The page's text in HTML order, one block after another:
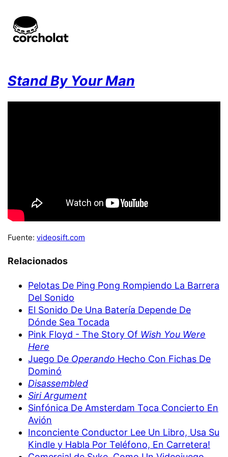
Stand By Your Man
Fuente: videosift.com
Relacionados
Pelotas De Ping Pong Rompiendo La Barrera
Del Sonido
El Sonido De Una Batería Depende De
Dónde Sea Tocada
Pink Floyd - The Story Of Wish You Were
Here
Juego De Operando Hecho Con Fichas De
Dominó
Disassembled
Siri Argument
Sinfónica De Amsterdam Toca Concierto En
Avión
Inconciente Conductor Lee Un Libro, Usa Su
Kindle y Habla Por Teléfono, En Carretera!